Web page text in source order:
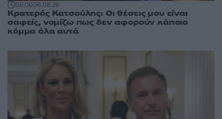
08:0006.08.26
Κρατερός Κατσούλης: Οι θέσεις μου είναι
σαφείς, νομίζω πως δεν αφορούν κάποιο
κόμμα όλα αυτά